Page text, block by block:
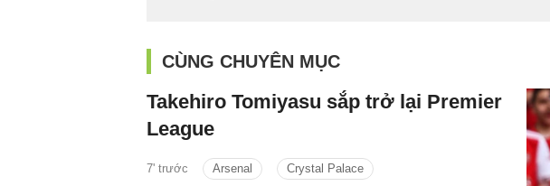
CÙNG CHUYÊN MỤC
Takehiro Tomiyasu sắp trở lại Premier
League
7' trước Arsenal Crystal Palace